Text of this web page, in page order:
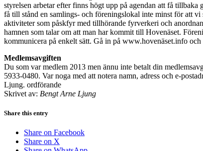
styrelsen arbetar efter finns högt upp på agendan att få
få till stånd en samlings- och föreningslokal inte minst för att
aktiviteter som påskfyr med tillhörande fyrverkeri och
hamnen som talar om att man har kommit till Hovenäset.
kommunicera på enkelt sätt. Gå in på www.hovenäset.info och
Medlemsavgiften
Du som var medlem 2013 men ännu inte betalt din
5933-0480. Var noga med att notera namn, adress och e-
Ljung. ordförande
Skrivet av: Bengt Arne Ljung
Share this entry
Share on Facebook
Share on X